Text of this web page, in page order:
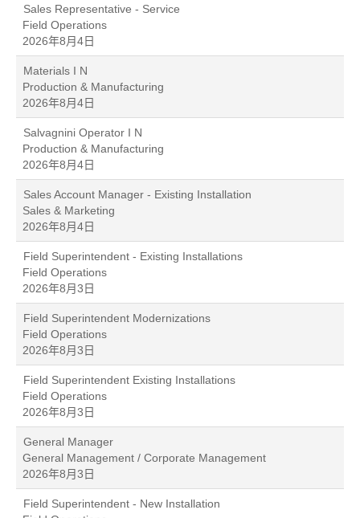
Sales Representative - Service
Field Operations
2026年8月4日
Materials I N
Production & Manufacturing
2026年8月4日
Salvagnini Operator I N
Production & Manufacturing
2026年8月4日
Sales Account Manager - Existing Installation
Sales & Marketing
2026年8月4日
Field Superintendent - Existing Installations
Field Operations
2026年8月3日
Field Superintendent Modernizations
Field Operations
2026年8月3日
Field Superintendent Existing Installations
Field Operations
2026年8月3日
General Manager
General Management / Corporate Management
2026年8月3日
Field Superintendent - New Installation